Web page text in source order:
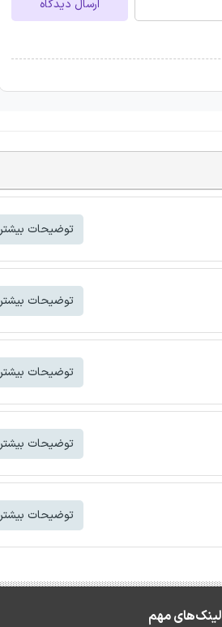
ارسال دیدگاه
توضیحات بیشتر
توضیحات بیشتر
توضیحات بیشتر
توضیحات بیشتر
توضیحات بیشتر
لینک‌های مهم